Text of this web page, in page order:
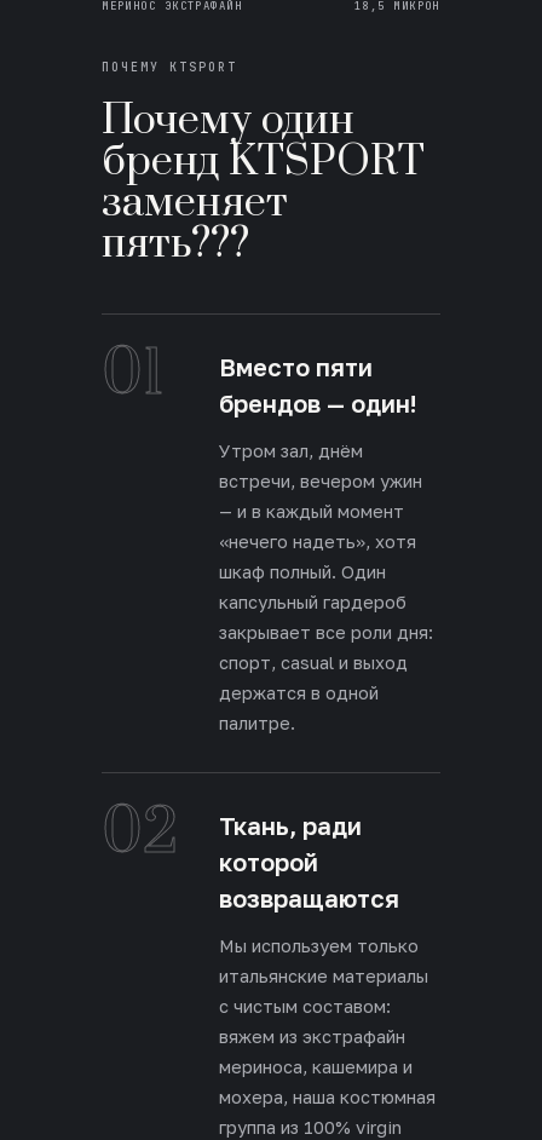
МЕРИНОС ЭКСТРАФАЙН 18,5 МИКРОН
ПОЧЕМУ KTSPORT
Почему один
бренд KTSPORT
заменяет
пять???
01
Вместо пяти
брендов — один!
Утром зал, днём
встречи, вечером ужин
— и в каждый момент
«нечего надеть», хотя
шкаф полный. Один
капсульный гардероб
закрывает все роли дня:
спорт, casual и выход
держатся в одной
палитре.
02
Ткань, ради
которой
возвращаются
Мы используем только
итальянские материалы
с чистым составом:
вяжем из экстрафайн
мериноса, кашемира и
мохера, наша костюмная
группа из 100% virgin